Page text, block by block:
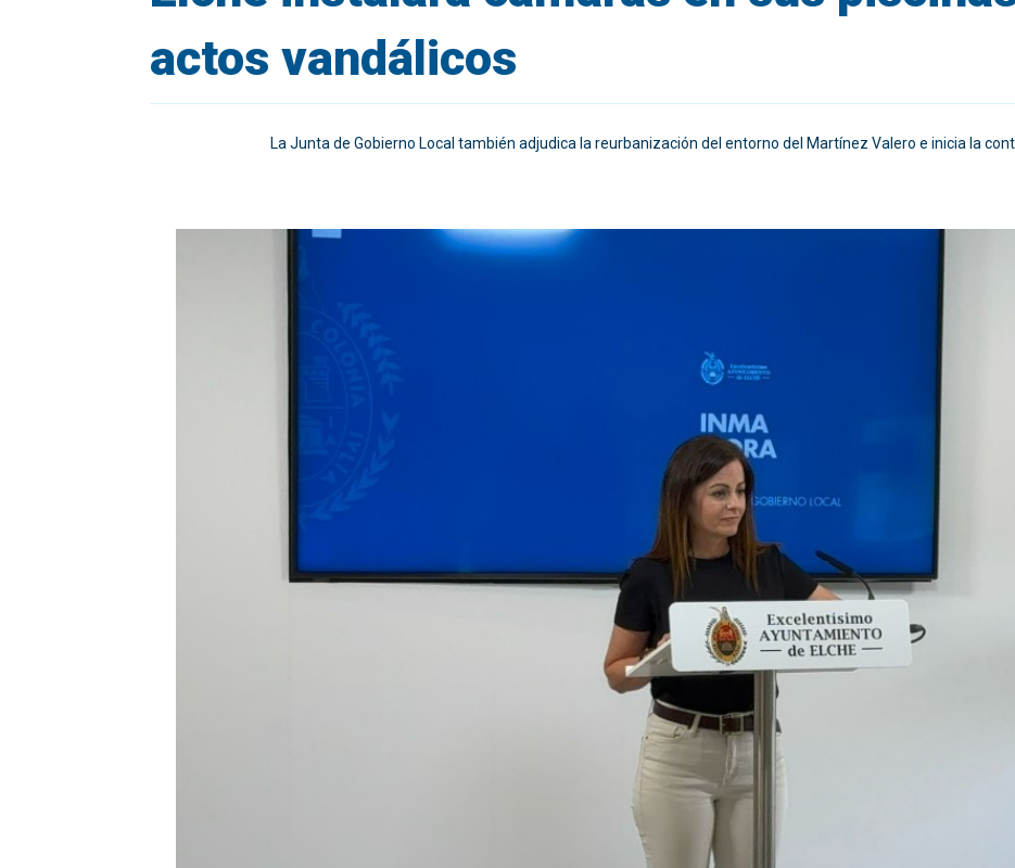
actos vandálicos
La Junta de Gobierno Local también adjudica la reurbanización del entorno del Martínez Valero e inicia la